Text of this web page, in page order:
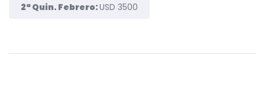
2ª Quin. Febrero:USD 3500